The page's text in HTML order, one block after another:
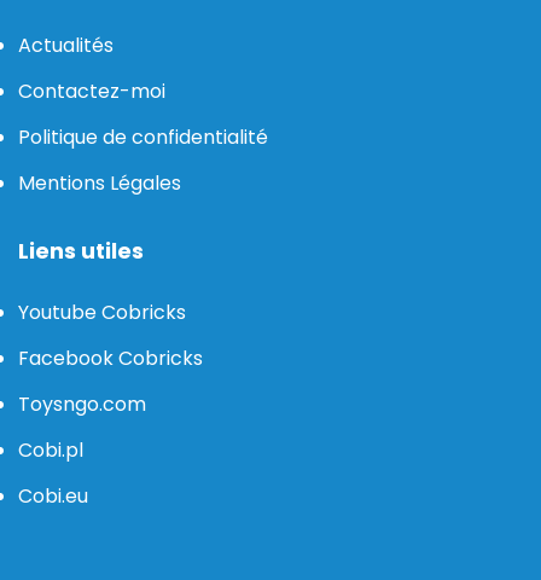
Actualités
Contactez-moi
Politique de confidentialité
Mentions Légales
Liens utiles
Youtube Cobricks
Facebook Cobricks
Toysngo.com
Cobi.pl
Cobi.eu